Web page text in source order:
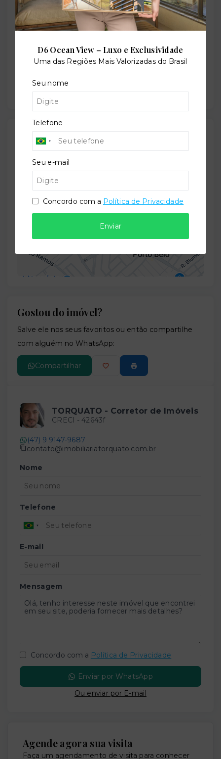
Situação:
Em construção
Previsão de entrega:
Localização
Rua João Eugenio Barreto, 128 - Perequê - Porto
Belo/SC - 88210-000
+
−
Gostou do imóvel?
Salve ele nos seus favoritos ou então compartilhe
com alguém no WhatsApp:
Compartilhar
TORQUATO - Corretor de Imóveis
CRECI - 42643f
(47) 9 9147-9687
contato@imobiliariatorquato.com.br
Nome
Telefone
E-mail
Mensagem
Concordo com a Política de Privacidade
Enviar por WhatsApp
Ou enviar por E-mail
Agende agora sua visita
Faça um agendamento de visita para conhecer
D6 Ocean View – Luxo e Exclusividade
Uma das Regiões Mais Valorizadas do Brasil
Seu nome
Telefone
Seu e-mail
Concordo com a Política de Privacidade
Enviar